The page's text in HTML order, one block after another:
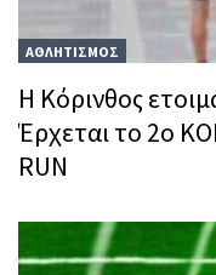
ΑΘΛΗΤΙΣΜΟΣ
Η Κόρινθος
Έρχεται το 2ο
RUN